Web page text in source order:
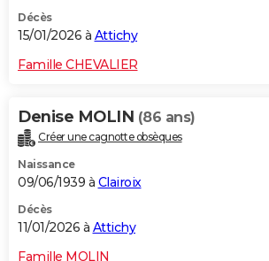
Décès
15/01/2026 à Attichy
Famille CHEVALIER
Denise MOLIN (86 ans)
Créer une cagnotte obsèques
Naissance
09/06/1939 à Clairoix
Décès
11/01/2026 à Attichy
Famille MOLIN